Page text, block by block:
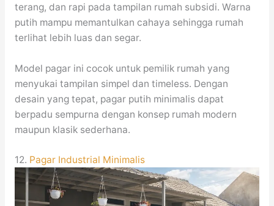
terang, dan rapi pada tampilan rumah subsidi. Warna
putih mampu memantulkan cahaya sehingga rumah
terlihat lebih luas dan segar.
Model pagar ini cocok untuk pemilik rumah yang
menyukai tampilan simpel dan timeless. Dengan
desain yang tepat, pagar putih minimalis dapat
berpadu sempurna dengan konsep rumah modern
maupun klasik sederhana.
12. Pagar Industrial Minimalis